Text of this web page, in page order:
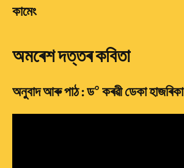
কামেং
অমৰেশ দত্তৰ কবিতা
অনুবাদ আৰু পাঠ : ড০ কৰৱী ডেকা হাজৰিকা